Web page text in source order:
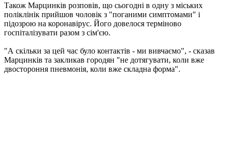
Також Марцинків розповів, що сьогодні в одну з міських
поліклінік прийшов чоловік з "поганими симптомами" і
підозрою на коронавірус. Його довелося терміново
госпіталізувати разом з сім'єю.
"А скільки за цей час було контактів - ми вивчаємо", - сказав
Марцинків та закликав городян "не дотягувати, коли вже
двостороння пневмонія, коли вже складна форма".